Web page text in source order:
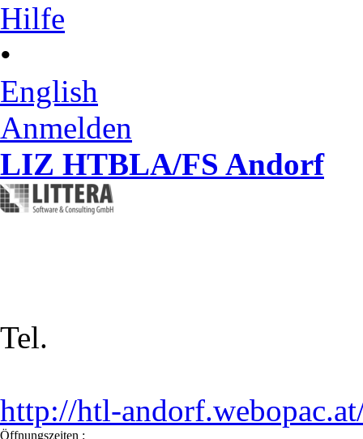
Hilfe
•
English
Anmelden
LIZ HTBLA/FS Andorf
Tel.
http://htl-
Öffnungszeiten :